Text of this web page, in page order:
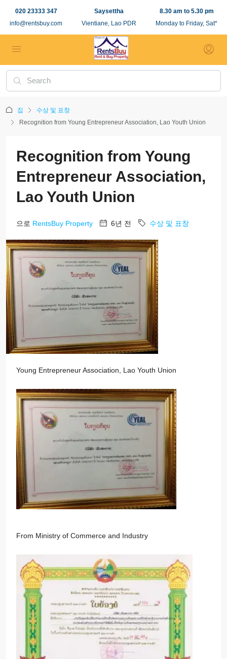
020 23333 347
info@rentsbuy.com
Saysettha
Vientiane, Lao PDR
8.30 am to 5.30 pm
Monday to Friday, Sat*
집
수상 및 표창
Recognition from Young Entrepreneur Association, Lao Youth Union
Recognition from Young
Entrepreneur Association,
Lao Youth Union
으로 RentsBuy Property 6년 전 수상 및 표창
Young Entrepreneur Association, Lao Youth Union
From Ministry of Commerce and Industry